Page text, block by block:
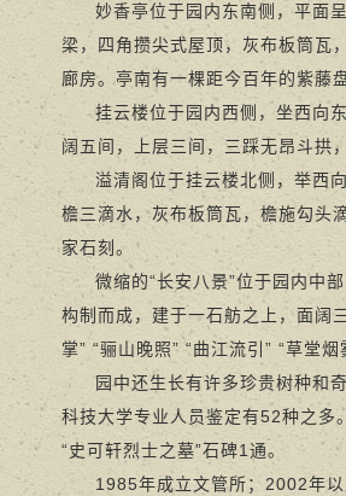
妙香亭位于园内东南侧，平面
梁，四角攒尖式屋顶，灰布板筒瓦
廊房。亭南有一棵距今百年的紫藤
挂云楼位于园内西侧，坐西向
阔五间，上层三间，三踩无昂斗拱
溢清阁位于挂云楼北侧，举西
檐三滴水，灰布板筒瓦，檐施勾头
家石刻。
微缩的“长安八景”位于园内中
构制而成，建于一石舫之上，面阔
掌” “骊山晚照” “曲江流引” “草堂
园中还生长有许多珍贵树种和
科技大学专业人员鉴定有52种之多
“史可轩烈士之墓”石碑1通。
1985年成立文管所；2002年